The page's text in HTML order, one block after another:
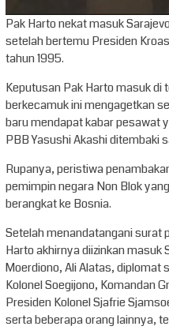
Pak Harto nekat masuk
setelah bertemu Presiden
tahun 1995.
Keputusan Pak Harto masuk di
berkecamuk ini mengagetkan
baru mendapat kabar pesawat
PBB Yasushi Akashi ditembaki
Rupanya, peristiwa
pemimpin negara Non Blok
berangkat ke Bosnia.
Setelah menandatangani surat
Harto akhirnya diizinkan masuk
Moerdiono, Ali Alatas, diplomat
Kolonel Soegijono, Komandan
Presiden Kolonel Sjafrie
serta beberapa orang lainnya,